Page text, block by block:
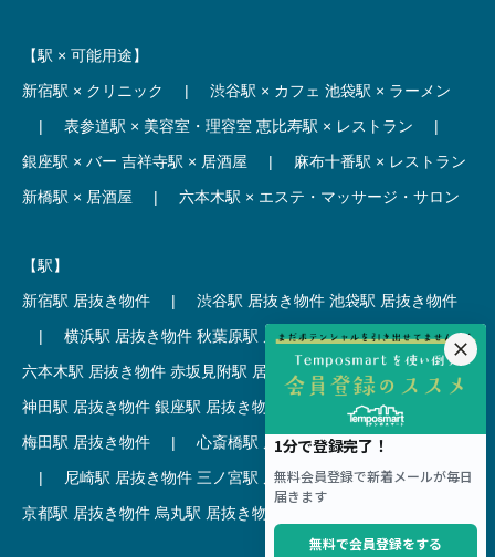
【駅 × 可能用途】
新宿駅 × クリニック
| 渋谷駅 × カフェ 池袋駅 × ラーメン
|
表参道駅 × 美容室・理容室 恵比寿駅 × レストラン
|
銀座駅 × バー 吉祥寺駅 × 居酒屋 |
麻布十番駅 × レストラン
新橋駅 × 居酒屋
| 六本木駅 × エステ・マッサージ・サロン
【駅】
新宿駅 居抜き物件
| 渋谷駅 居抜き物件 池袋駅 居抜き物件
|
横浜駅 居抜き物件 秋葉原駅 居抜き物件
|
六本木駅 居抜き物件 赤坂見附駅 居抜き物件
神田駅 居抜き物件 銀座駅 居抜き物件
吉祥寺駅 居抜き物件
梅田駅 居抜き物件
| 心斎橋駅 居抜き物件 本町駅 居抜き物件
|
尼崎駅 居抜き物件 三ノ宮駅 居抜き物件
|
京都駅 居抜き物件 烏丸駅 居抜き物件